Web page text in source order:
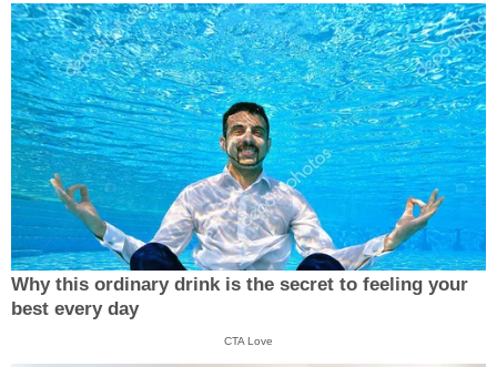
Why this ordinary drink is the secret to feeling your
best every day
CTA Love